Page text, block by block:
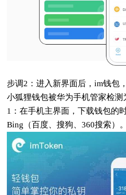
步调2：进入新界面后，im钱包
小狐狸钱包被华为手机管家检测
1：在手机主界面，下载钱包的
Bing（百度、搜狗、360搜索）。